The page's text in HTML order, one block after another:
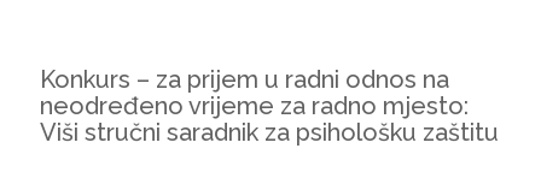
Konkurs – za prijem u radni odnos na
neodređeno vrijeme za radno mjesto:
Viši stručni saradnik za psihološku zaštitu